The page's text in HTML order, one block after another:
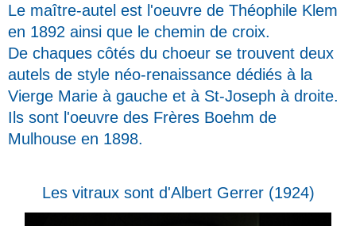
Le maître-autel est l'oeuvre de Théophile Klem
en 1892 ainsi que le chemin de croix.
De chaques côtés du choeur se trouvent deux
autels de style néo-renaissance dédiés à la
Vierge Marie à gauche et à St-Joseph à droite.
Ils sont l'oeuvre des Frères Boehm de
Mulhouse en 1898.
Les vitraux sont d'Albert Gerrer (1924)